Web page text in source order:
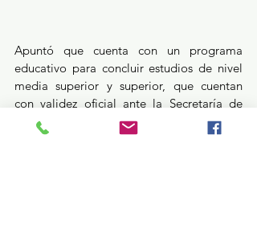
Apuntó que cuenta con un programa
educativo para concluir estudios de nivel
media superior y superior, que cuentan
con validez oficial ante la Secretaría de
Educación Pública (SEP), donde se les
brindan herramientas que las empodera